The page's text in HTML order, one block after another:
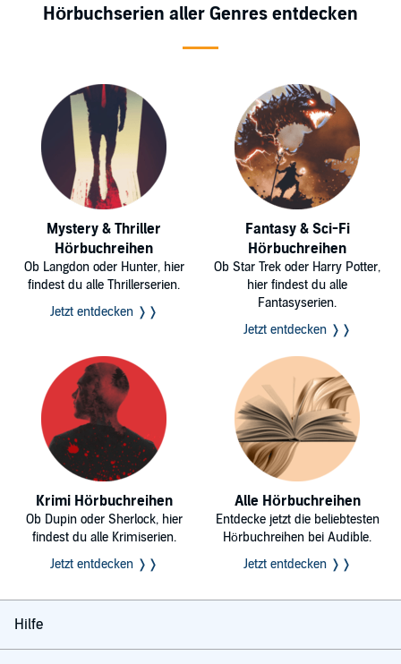
Hörbuchserien aller Genres entdecken
Mystery & Thriller
Hörbuchreihen
Ob Langdon oder Hunter, hier
findest du alle Thrillerserien.
Jetzt entdecken ❭❭
Fantasy & Sci-Fi
Hörbuchreihen
Ob Star Trek oder Harry Potter,
hier findest du alle
Fantasyserien.
Jetzt entdecken ❭❭
Krimi Hörbuchreihen
Ob Dupin oder Sherlock, hier
findest du alle Krimiserien.
Jetzt entdecken ❭❭
Alle Hörbuchreihen
Entdecke jetzt die beliebtesten
Hörbuchreihen bei Audible.
Jetzt entdecken ❭❭
Hilfe